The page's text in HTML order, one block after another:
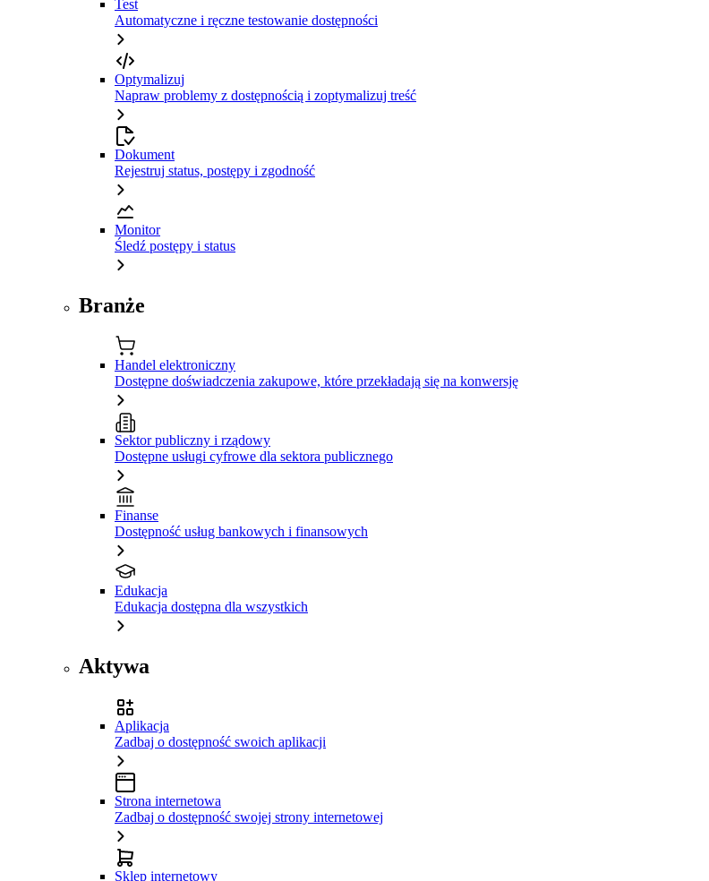
Test
Automatyczne i ręczne testowanie dostępności
Optymalizuj
Napraw problemy z dostępnością i zoptymalizuj treść
Dokument
Rejestruj status, postępy i zgodność
Monitor
Śledź postępy i status
Branże
Handel elektroniczny
Dostępne doświadczenia zakupowe, które przekładają się na konwersję
Sektor publiczny i rządowy
Dostępne usługi cyfrowe dla sektora publicznego
Finanse
Dostępność usług bankowych i finansowych
Edukacja
Edukacja dostępna dla wszystkich
Aktywa
Aplikacja
Zadbaj o dostępność swoich aplikacji
Strona internetowa
Zadbaj o dostępność swojej strony internetowej
Sklep internetowy